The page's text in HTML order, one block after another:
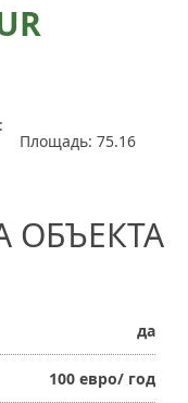
Площадь: 75.16
ОБЪЕКТА
да
100 евро/ год